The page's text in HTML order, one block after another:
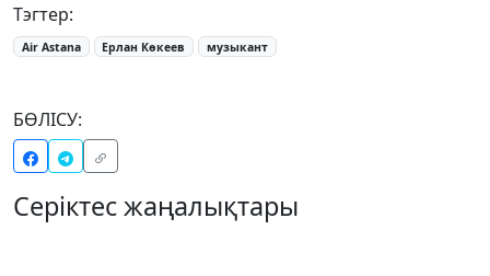
Тэгтер:
Air Astana Ерлан Көкеев музыкант
БӨЛІСУ:
Серіктес жаңалықтары